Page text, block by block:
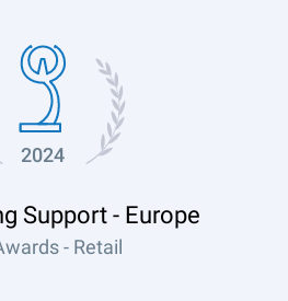
2024
Support - Europe
- Retail